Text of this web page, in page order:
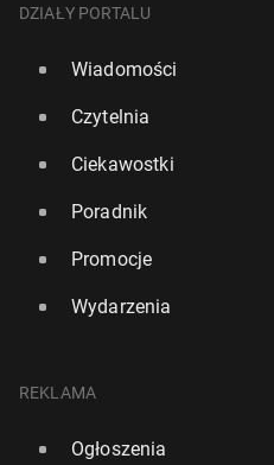
DZIAŁY PORTALU
Wiadomości
Czytelnia
Ciekawostki
Poradnik
Promocje
Wydarzenia
REKLAMA
Ogłoszenia